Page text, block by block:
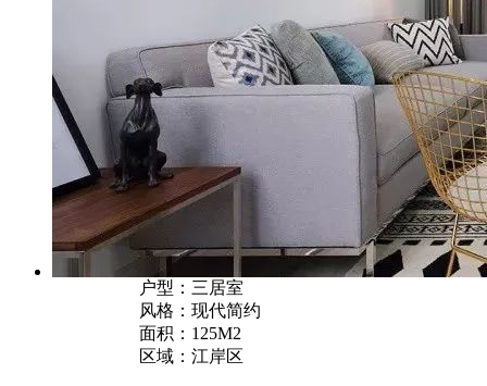
户型：三居室
风格：现代简约
面积：125M2
区域：江岸区